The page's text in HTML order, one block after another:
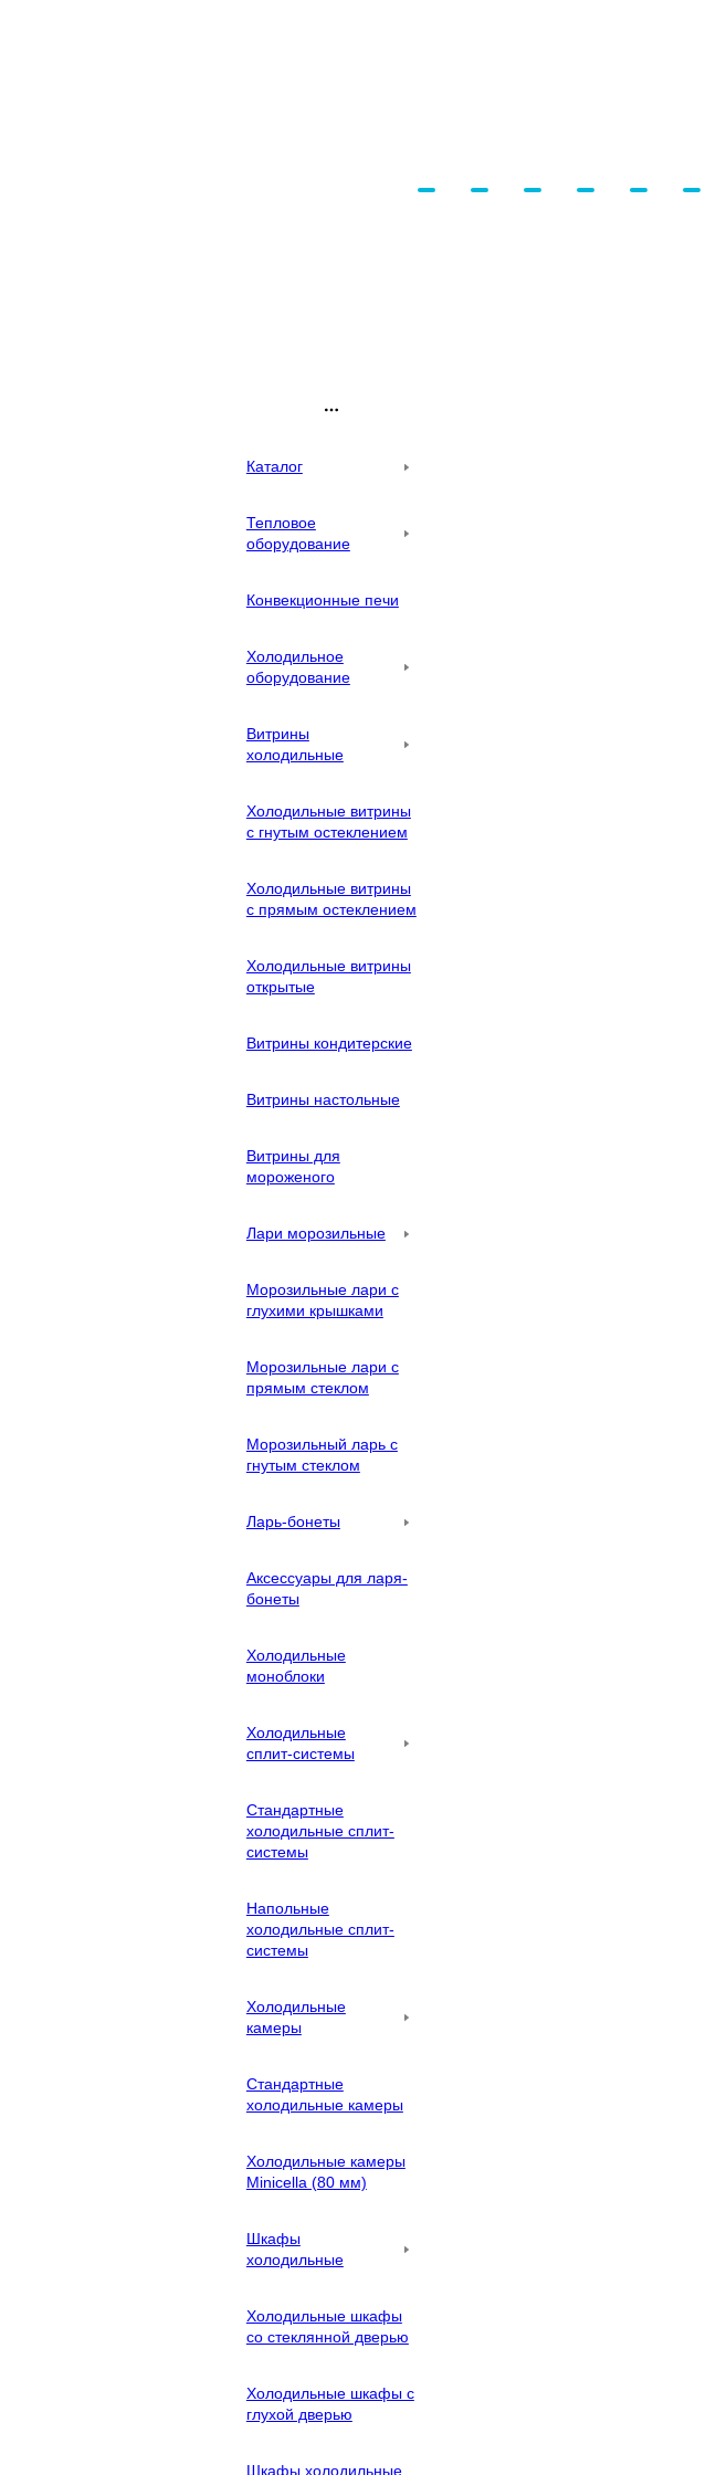
Каталог
Тепловое
оборудование
Конвекционные печи
Холодильное
оборудование
Витрины
холодильные
Холодильные витрины
с гнутым остеклением
Холодильные витрины
с прямым остеклением
Холодильные витрины
открытые
Витрины кондитерские
Витрины настольные
Витрины для
мороженого
Лари морозильные
Морозильные лари с
глухими крышками
Морозильные лари с
прямым стеклом
Морозильный ларь с
гнутым стеклом
Ларь-бонеты
Аксессуары для ларя-
бонеты
Холодильные
моноблоки
Холодильные
сплит-системы
Стандартные
холодильные сплит-
системы
Напольные
холодильные сплит-
системы
Холодильные
камеры
Стандартные
холодильные камеры
Холодильные камеры
Minicella (80 мм)
Шкафы
холодильные
Холодильные шкафы
со стеклянной дверью
Холодильные шкафы с
глухой дверью
Шкафы холодильные